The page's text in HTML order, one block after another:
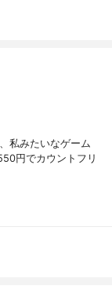
私みたいなゲーム
円でカウントフリ